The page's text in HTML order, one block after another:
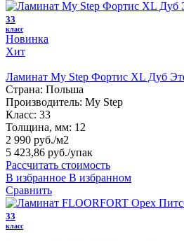
33
класс
Новинка
Хит
Ламинат My Step Фортис XL Дуб
Страна: Польша
Производитель: My Step
Класс: 33
Толщина, мм: 12
2 990 руб./м2
5 423,86 руб./упак
Рассчитать стоимость
В избранное В избранном
Сравнить
33
класс